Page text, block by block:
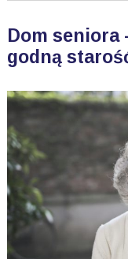
Dom seniora
godną